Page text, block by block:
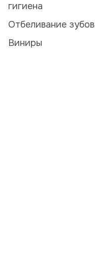
гигиена
Отбеливание зубов
Виниры